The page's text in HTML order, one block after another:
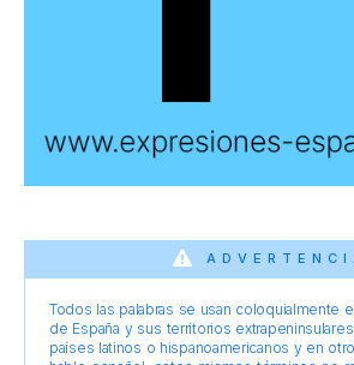
Todos las palabras se usan coloquialmente
de España y sus territorios
países latinos o hispanoamericanos y en